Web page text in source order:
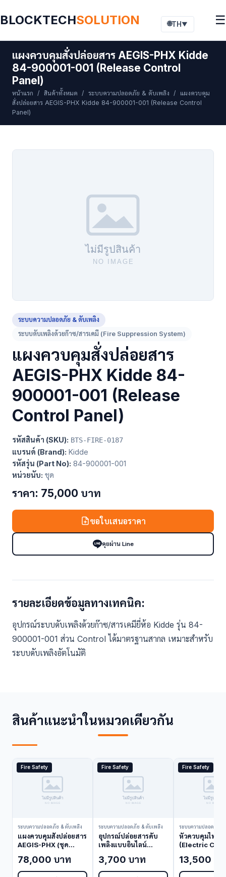
BLOCKTECHSOLUTION 🌐TH ▼ ☰
แผงควบคุมสั่งปล่อยสาร AEGIS-PHX Kidde
84-900001-001 (Release Control
Panel)
หน้าแรก / สินค้าทั้งหมด / ระบบความปลอดภัย & ดับเพลิง / แผงควบคุม
สั่งปล่อยสาร AEGIS-PHX Kidde 84-900001-001 (Release Control
Panel)
ระบบความปลอดภัย & ดับเพลิง
ระบบดับเพลิงด้วยก๊าซ/สารเคมี (Fire Suppression System)
แผงควบคุมสั่งปล่อยสาร
AEGIS-PHX Kidde 84-
900001-001 (Release
Control Panel)
รหัสสินค้า (SKU): BTS-FIRE-0187
แบรนด์ (Brand): Kidde
รหัสรุ่น (Part No): 84-900001-001
หน่วยนับ: ชุด
ราคา: 75,000 บาท
ขอใบเสนอราคา
คุยผ่าน Line
รายละเอียดข้อมูลทางเทคนิค:
อุปกรณ์ระบบดับเพลิงด้วยก๊าซ/สารเคมียี่ห้อ Kidde รุ่น 84-
900001-001 ส่วน Control ได้มาตรฐานสากล เหมาะสำหรับ
ระบบดับเพลิงอัตโนมัติ
สินค้าแนะนำในหมวดเดียวกัน
Fire Safety
ระบบความปลอดภัย & ดับเพลิง
แผงควบคุมสั่งปล่อยสาร
AEGIS-PHX (ชุด
900001-002
(Release Control
78,000 บาท
Fire Safety
ระบบความปลอดภัย & ดับเพลิง
อุปกรณ์ปล่อยสารดับ
เพลิงแบบอินไลน์
001 (Releasing
Device)
3,700 บาท
Fire Safety
ระบบความปลอดภัย &
หัวควบคุมไฟฟ้า
(Electric
WK-890181-
(Control
13,500 บ